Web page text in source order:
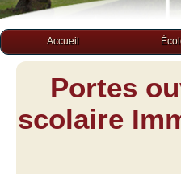
Accueil
Portes
scolaire